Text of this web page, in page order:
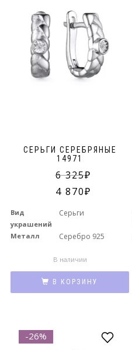
СЕРЬГИ СЕРЕБРЯНЫЕ
14971
6 325
4 870
Вид
украшений
Серьги
Металл Серебро 925
В наличии
В КОРЗИНУ
-26%